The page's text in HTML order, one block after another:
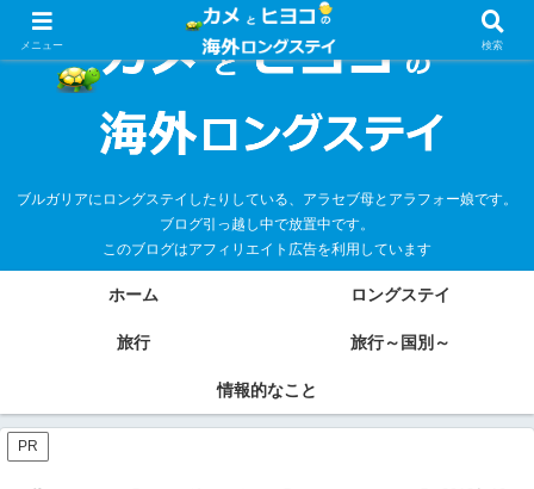
ブルガリアにロングステイしたりしている、アラセブ母とアラフォー娘です。
ブログ引っ越し中で放置中です。
このブログはアフィリエイト広告を利用しています
ホーム ロングステイ
旅行 旅行～国別～
情報的なこと
PR
メニュー 検索